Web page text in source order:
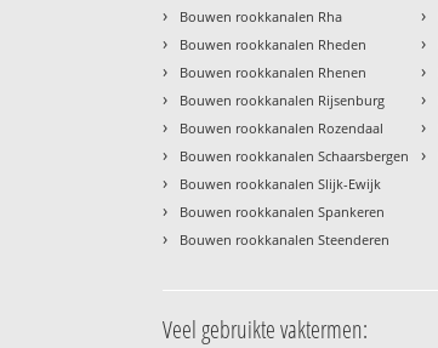
› Bouwen rookkanalen Rha
› Bouwen rookkanalen Rheden
› Bouwen rookkanalen Rhenen
› Bouwen rookkanalen Rijsenburg
› Bouwen rookkanalen Rozendaal
› Bouwen rookkanalen Schaarsbergen
› Bouwen rookkanalen Slijk-Ewijk
› Bouwen rookkanalen Spankeren
› Bouwen rookkanalen Steenderen
›
›
›
›
›
›
Veel gebruikte vaktermen: